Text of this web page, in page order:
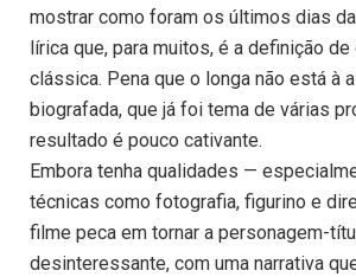
mostrar como foram os últimos dias
lírica que, para muitos, é a definição
clássica. Pena que o longa não está à
biografada, que já foi tema de várias
resultado é pouco cativante.
Embora tenha qualidades —
técnicas como fotografia, figurino e
filme peca em tornar a personagem-
desinteressante, com uma narrativa